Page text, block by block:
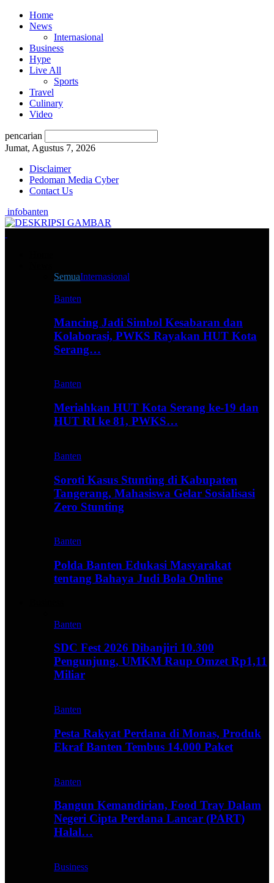
Home
News
Internasional
Business
Hype
Live All
Sports
Travel
Culinary
Video
pencarian
Jumat, Agustus 7, 2026
Disclaimer
Pedoman Media Cyber
Contact Us
infobanten
SemuaInternasional
Banten
Mancing Jadi Simbol Kesabaran dan
Kolaborasi, PWKS Rayakan HUT Kota
Serang…
Banten
Meriahkan HUT Kota Serang ke-19 dan
HUT RI ke 81, PWKS…
Banten
Soroti Kasus Stunting di Kabupaten
Tangerang, Mahasiswa Gelar Sosialisasi
Zero Stunting
Banten
Polda Banten Edukasi Masyarakat
tentang Bahaya Judi Bola Online
Banten
SDC Fest 2026 Dibanjiri 10.300
Pengunjung, UMKM Raup Omzet Rp1,11
Miliar
Banten
Pesta Rakyat Perdana di Monas, Produk
Ekraf Banten Tembus 14.000 Paket
Banten
Bangun Kemandirian, Food Tray Dalam
Negeri Cipta Perdana Lancar (PART)
Halal…
Business